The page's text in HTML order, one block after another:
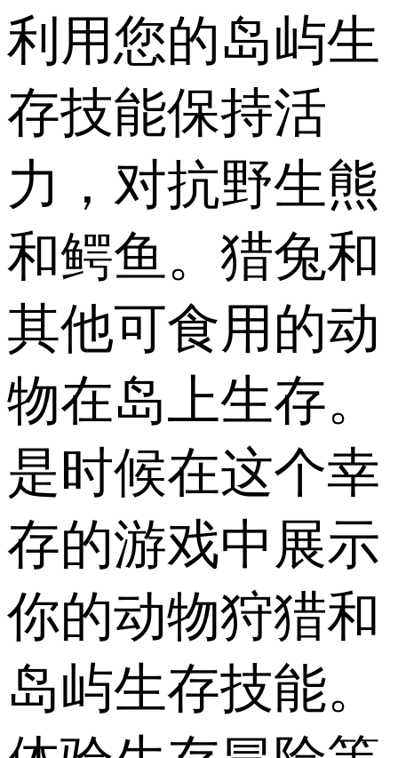
利用您的岛屿生
存技能保持活
力，对抗野生熊
和鳄鱼。猎兔和
其他可食用的动
物在岛上生存。
是时候在这个幸
存的游戏中展示
你的动物狩猎和
岛屿生存技能。